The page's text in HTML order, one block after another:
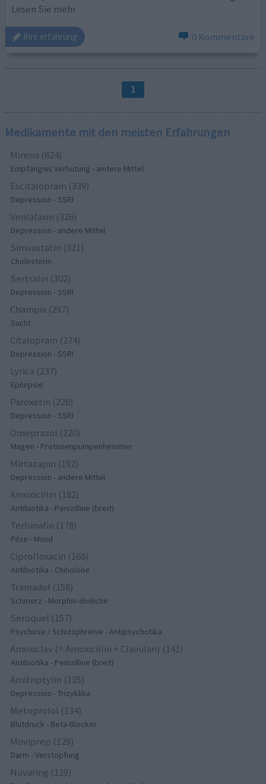
Lesen Sie mehr
ihre erfahrung 0 Kommentare
1
Medikamente mit den meisten Erfahrungen
Mirena (624)
Empfängnis Verhütung - andere Mittel
Escitalopram (339)
Depression - SSRI
Venlafaxin (326)
Depression - andere Mittel
Simvastatin (321)
Cholesterin
Sertralin (302)
Depression - SSRI
Champix (297)
Sucht
Citalopram (274)
Depression - SSRI
Lyrica (237)
Epilepsie
Paroxetin (228)
Depression - SSRI
Omeprazol (220)
Magen - Protonenpumpenhemmer
Mirtazapin (192)
Depression - andere Mittel
Amoxicillin (182)
Antibiotika - Penizilline (breit)
Terbinafin (178)
Pilze - Mund
Ciprofloxacin (168)
Antibiotika - Chinolone
Tramadol (158)
Schmerz - Morphin-ähnliche
Seroquel (157)
Psychose / Schizophrenie - Antipsychotika
Amoxiclav (= Amoxicillin + Clavulan) (141)
Antibiotika - Penizilline (breit)
Amitriptylin (135)
Depression - Trizyklika
Metoprolol (134)
Blutdruck - Beta-Blocker
Moviprep (129)
Darm - Verstopfung
Nuvaring (129)